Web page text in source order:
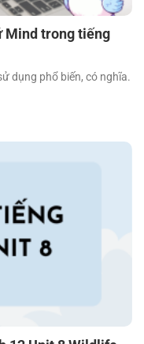
Mind trong tiếng
dụng phổ biến, có nghĩa.